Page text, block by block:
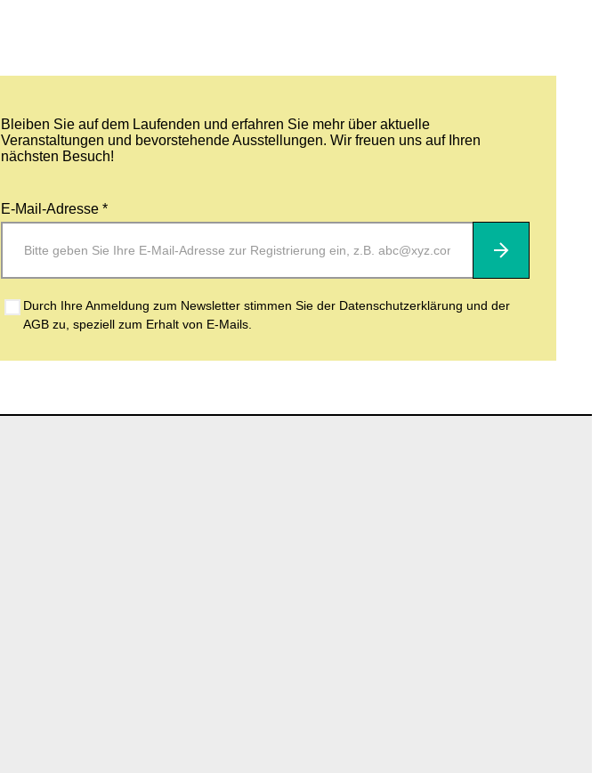
Bleiben Sie auf dem Laufenden und erfahren Sie mehr über aktuelle
Veranstaltungen und bevorstehende Ausstellungen. Wir freuen uns auf Ihren
nächsten Besuch!
E-Mail-Adresse *
Abonnieren
Durch Ihre Anmeldung zum Newsletter stimmen Sie der Datenschutzerklärung und der
AGB zu, speziell zum Erhalt von E-Mails.